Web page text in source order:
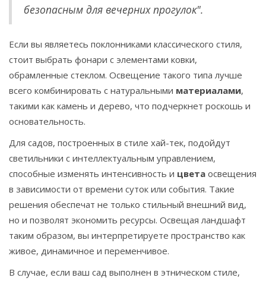
безопасным для вечерних прогулок".
Если вы являетесь поклонниками классического стиля,
стоит выбрать фонари с элементами ковки,
обрамленные стеклом. Освещение такого типа лучше
всего комбинировать с натуральными материалами,
такими как камень и дерево, что подчеркнет роскошь и
основательность.
Для садов, построенных в стиле хай-тек, подойдут
светильники с интеллектуальным управлением,
способные изменять интенсивность и цвета освещения
в зависимости от времени суток или события. Такие
решения обеспечат не только стильный внешний вид,
но и позволят экономить ресурсы. Освещая ландшафт
таким образом, вы интерпретируете пространство как
живое, динамичное и переменчивое.
В случае, если ваш сад выполнен в этническом стиле,